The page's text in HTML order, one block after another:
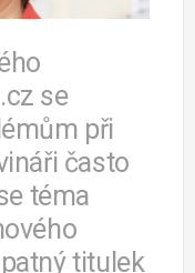
se
při
často
téma
titulek